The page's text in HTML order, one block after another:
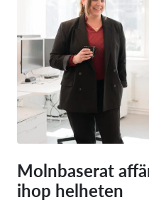
Molnbaserat
ihop helheten